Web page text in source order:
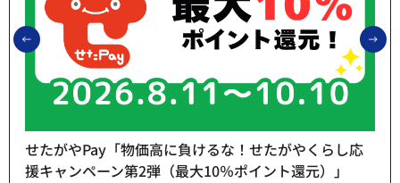
前のスライドを表示
せたがやPay「物価高に負けるな！せたがやくらし応
援キャンペーン第2弾（最大10％ポイント還元）」